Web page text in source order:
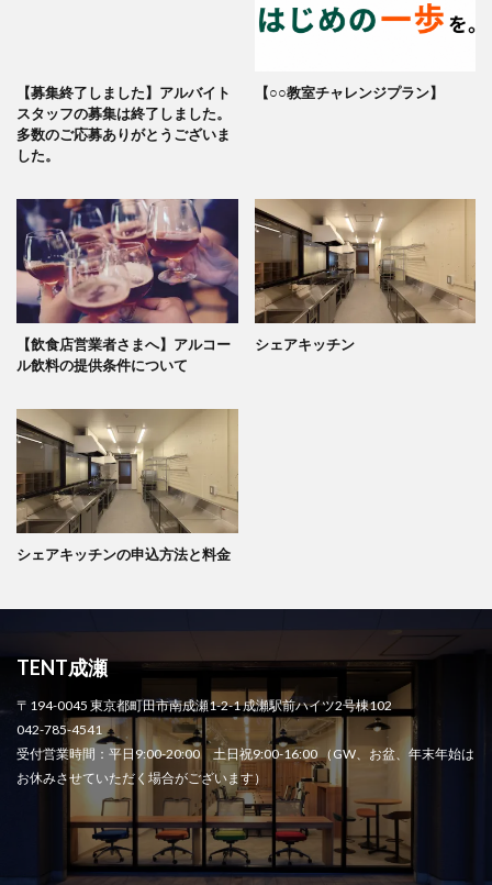
【募集終了しました】アルバイト
スタッフの募集は終了しました。
多数のご応募ありがとうございま
した。
【○○教室チャレンジプラン】
【飲食店営業者さまへ】アルコー
ル飲料の提供条件について
シェアキッチン
シェアキッチンの申込方法と料金
TENT成瀬
〒194-0045 東京都町田市南成瀬1-2-1 成瀬駅前ハイツ2号棟102
042-785-4541
受付営業時間：平日9:00-20:00 土日祝9:00-16:00 （GW、お盆、年末年始は
お休みさせていただく場合がございます）